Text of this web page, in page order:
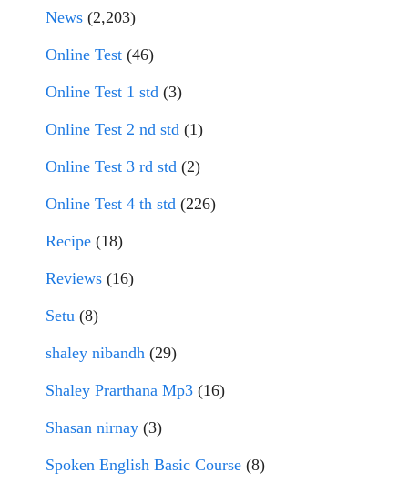
News (2,203)
Online Test (46)
Online Test 1 std (3)
Online Test 2 nd std (1)
Online Test 3 rd std (2)
Online Test 4 th std (226)
Recipe (18)
Reviews (16)
Setu (8)
shaley nibandh (29)
Shaley Prarthana Mp3 (16)
Shasan nirnay (3)
Spoken English Basic Course (8)